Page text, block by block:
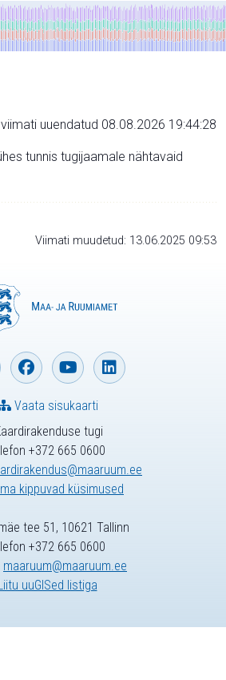
uuendatud 08.08.2026 19:44:28
tunnis tugijaamale nähtavaid
Viimati muudetud: 13.06.2025 09:53
tugi
+372 665 0600
kippuvad küsimused
Vaata sisukaarti
tee 51, 10621 Tallinn
+372 665 0600
maaruum@maaruum.ee
uuGISed listiga